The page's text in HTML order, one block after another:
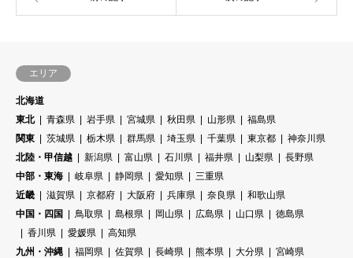
エリア
北海道
東北
青森県 岩手県 宮城県 秋田県 山形県
福島県
関東
茨城県 栃木県 群馬県 埼玉県 千葉県 東京都
神奈川県
北陸・甲信越
新潟県 富山県 石川県 福井県 山梨県
長野県
中部・東海
岐阜県 静岡県 愛知県
三重県
近畿
滋賀県 京都府 大阪府 兵庫県 奈良県
和歌山県
中国・四国
鳥取県 島根県 岡山県 広島県 山口県
徳島県
香川県
愛媛県
高知県
九州・沖縄
福岡県 佐賀県 長崎県 熊本県 大分県
宮崎県